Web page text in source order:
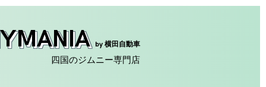
by 横田自動車
四国のジムニー専門店